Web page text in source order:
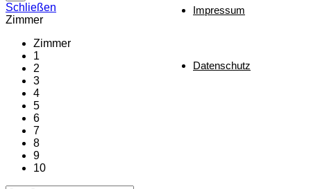
Impressum
Datenschutz
Schließen
Zimmer
Zimmer
1
2
3
4
5
6
7
8
9
10